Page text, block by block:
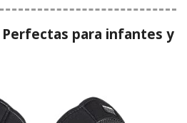
Perfectas para infantes y